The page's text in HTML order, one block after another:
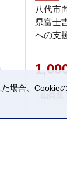
八代市
県富士
への支
場合、Cookie